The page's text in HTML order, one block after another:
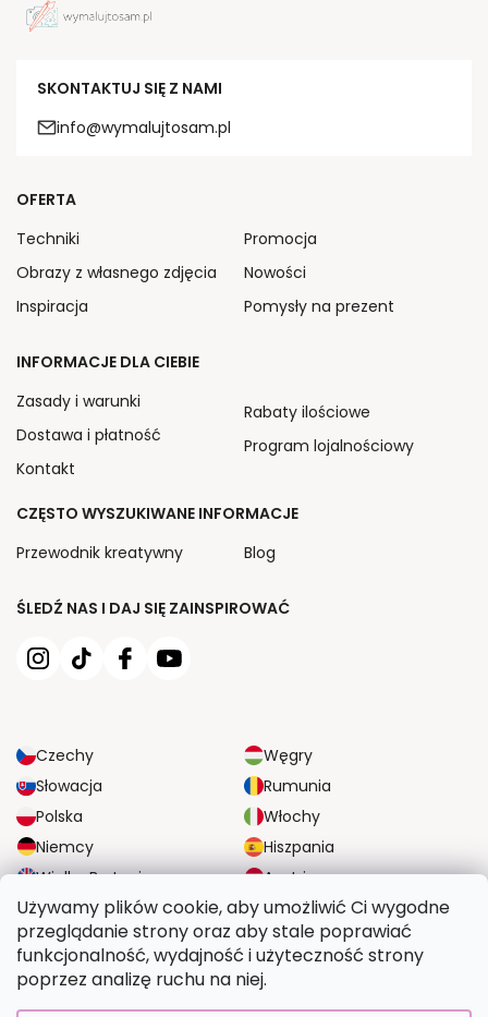
Używamy plików cookie, aby umożliwić Ci wygodne
przeglądanie strony oraz aby stale poprawiać
funkcjonalność, wydajność i użyteczność strony
poprzez analizę ruchu na niej.
SKONTAKTUJ SIĘ Z NAMI
info@wymalujtosam.pl
ŚLEDŹ NAS I DAJ SIĘ ZAINSPIROWAĆ
Czechy
Węgry
Słowacja
Rumunia
Polska
Włochy
Niemcy
Hiszpania
Wielka Brytania
Austria
OFERTA
Techniki
Obrazy z własnego zdjęcia
Inspiracja
Promocja
Nowości
Pomysły na prezent
INFORMACJE DLA CIEBIE
Zasady i warunki
Dostawa i płatność
Kontakt
Rabaty ilościowe
Program lojalnościowy
CZĘSTO WYSZUKIWANE INFORMACJE
Przewodnik kreatywny
Blog
NIEZAWODNE OPCJE DOSTAWY